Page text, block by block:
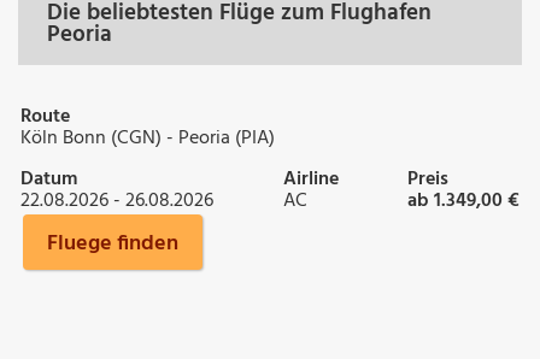
Die beliebtesten Flüge zum Flughafen
Peoria
Route
Köln Bonn (CGN) - Peoria (PIA)
Datum
22.08.2026 - 26.08.2026
Airline
AC
Preis
ab 1.349,00 €
Fluege finden